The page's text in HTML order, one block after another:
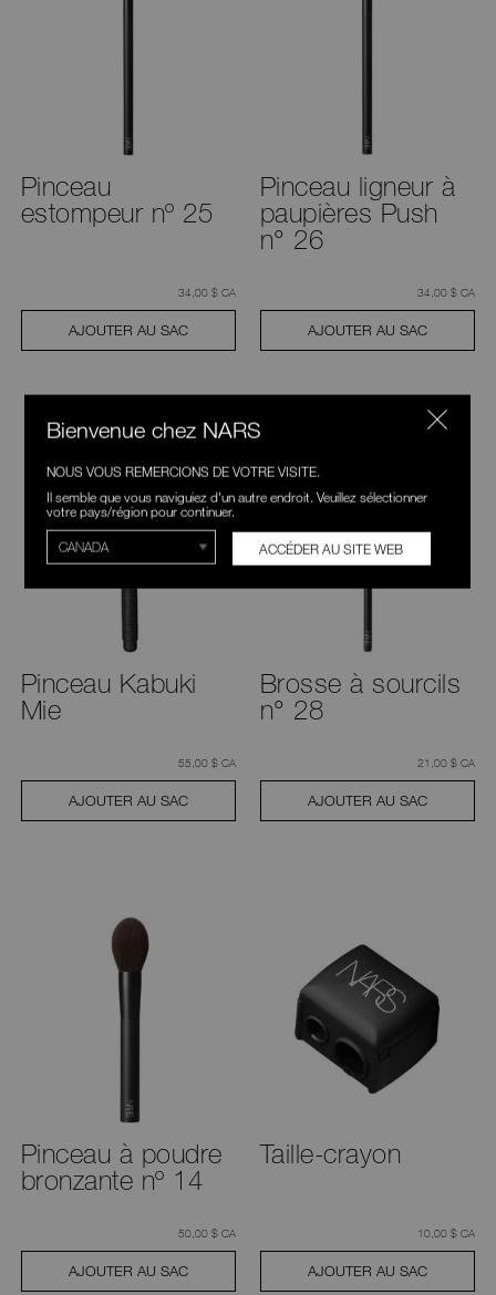
Pinceau
estompeur nº 25
était
34,00 $ CA
AJOUTER AU SAC
Pinceau ligneur à
paupières Push
n° 26
était
34,00 $ CA
AJOUTER AU SAC
Pinceau Kabuki
Mie
était
55,00 $ CA
AJOUTER AU SAC
Brosse à sourcils
n° 28
était
21,00 $ CA
AJOUTER AU SAC
Pinceau à poudre
bronzante nº 14
était
50,00 $ CA
AJOUTER AU SAC
Taille-crayon
était
10,00 $ CA
AJOUTER AU SAC
Bienvenue chez NARS
NOUS VOUS REMERCIONS DE VOTRE VISITE.
Il semble que vous naviguiez d'un autre endroit. Veuillez sélectionner
votre pays/région pour continuer.
ACCÉDER AU SITE WEB